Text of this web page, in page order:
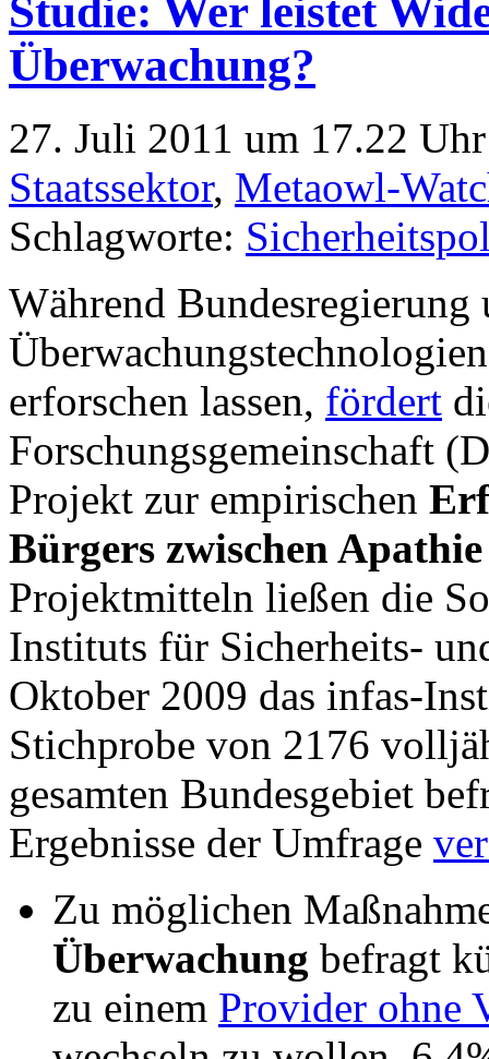
Studie: Wer leistet
Überwachung?
27. Juli 2011 um 17.22
Staatssektor, Metaowl-
Schlagworte:
Während
erforschen lassen, fördert
Forschungsgemeinschaft
Projekt zur empirischen
Bürgers zwischen
Projektmitteln ließen die
Instituts für Sicherheits-
Oktober 2009 das infas-
Stichprobe von 2176
gesamten Bundesgebiet
Ergebnisse der Umfrage
Zu möglichen
Überwachung befragt
zu einem Provider ohne